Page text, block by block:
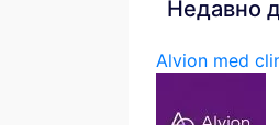
Недавно
Alvion med